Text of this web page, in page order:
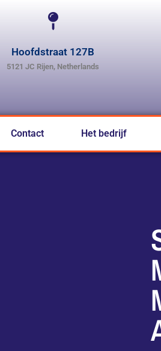
Hoofdstraat 127B
5121 JC Rijen, Netherlands
Contact Het bedrijf